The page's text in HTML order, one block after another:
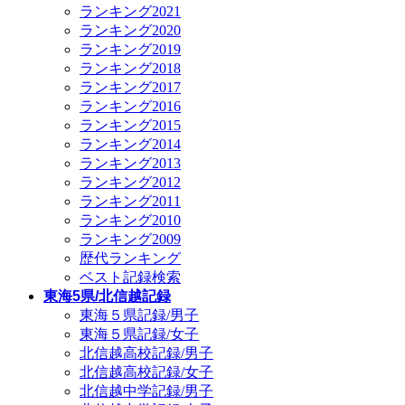
ランキング2021
ランキング2020
ランキング2019
ランキング2018
ランキング2017
ランキング2016
ランキング2015
ランキング2014
ランキング2013
ランキング2012
ランキング2011
ランキング2010
ランキング2009
歴代ランキング
ベスト記録検索
東海5県/北信越記録
東海５県記録/男子
東海５県記録/女子
北信越高校記録/男子
北信越高校記録/女子
北信越中学記録/男子